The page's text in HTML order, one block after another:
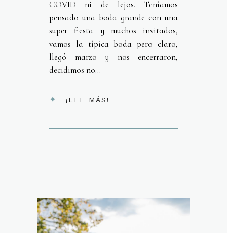
COVID ni de lejos. Teníamos
pensado una boda grande con una
super fiesta y muchos invitados,
vamos la típica boda pero claro,
llegó marzo y nos encerraron,
decidimos no...
¡LEE MÁS!